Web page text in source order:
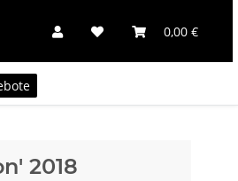
0,00 €
2018